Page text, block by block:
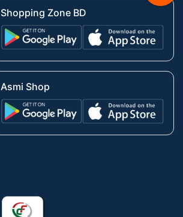
Shopping Zone BD
Asmi Shop